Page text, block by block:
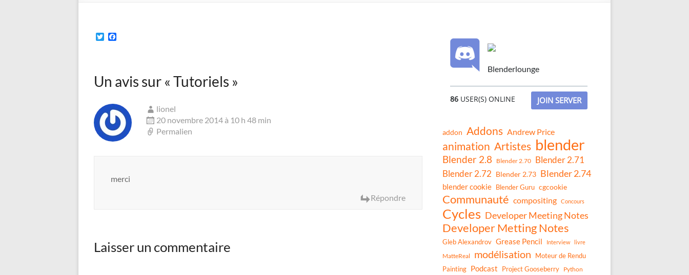
T
e
r
o
o
Un avis sur « Tutoriels »
lionel
20 novembre 2014 à 10 h 48 min
Permalien
merci
Répondre
Laisser un commentaire
Blenderlounge
86USER(S) ONLINE JOIN SERVER
addon Addons Andrew Price
animation Artistes blender
Blender 2.8 Blender 2.70
Blender 2.71
Blender 2.72 Blender 2.73 Blender 2.74
blender cookie Blender Guru cgcookie
Communauté compositing Concours
Cycles Developer Meeting Notes
Developer Metting Notes
Gleb Alexandrov Grease Pencil Interview livre
MatteReal modélisation
Moteur de Rendu
Painting Podcast Project Gooseberry Python